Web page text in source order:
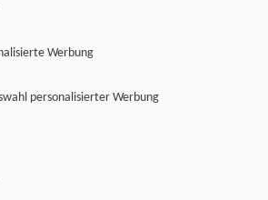
Werbung
personalisierter Werbung